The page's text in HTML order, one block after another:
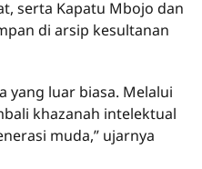
serta Kapatu Mbojo dan
di arsip kesultanan
yang luar biasa. Melalui
khazanah intelektual
muda,” ujarnya